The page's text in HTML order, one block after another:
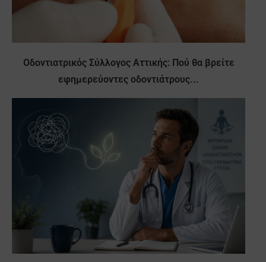
Οδοντιατρικός Σύλλογος Αττικής: Πού θα βρείτε
εφημερεύοντες οδοντιάτρους...